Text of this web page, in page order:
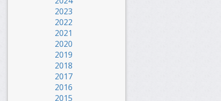
2023
2022
2021
2020
2019
2018
2017
2016
2015